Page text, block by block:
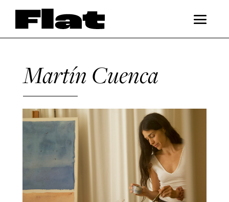
Martín Cuenca